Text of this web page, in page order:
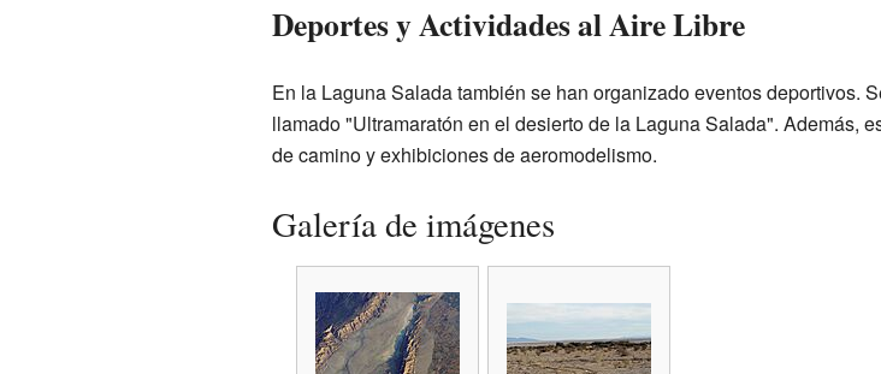
Deportes y Actividades al Aire Libre
En la Laguna Salada también se han organizado eventos deportivos.
llamado "Ultramaratón en el desierto de la Laguna Salada". Además,
de camino y exhibiciones de aeromodelismo.
Galería de imágenes